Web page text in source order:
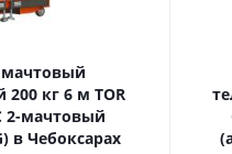
м TOR
2-мачтовый
в Чебоксарах